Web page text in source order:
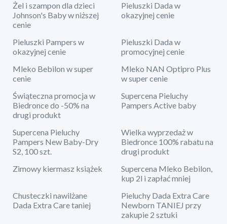
Żel i szampon dla dzieci
Johnson's Baby w niższej
cenie
Pieluszki Dada w
okazyjnej cenie
Pieluszki Pampers w
okazyjnej cenie
Pieluszki Dada w
promocyjnej cenie
Mleko Bebilon w super
cenie
Mleko NAN Optipro Plus
w super cenie
Świąteczna promocja w
Biedronce do -50% na
drugi produkt
Supercena Pieluchy
Pampers Active baby
Supercena Pieluchy
Pampers New Baby-Dry
S2, 100 szt.
Wielka wyprzedaż w
Biedronce 100% rabatu na
drugi produkt
Zimowy kiermasz książek
Supercena Mleko Bebilon,
kup 2l i zapłać mniej
Chusteczki nawilżane
Dada Extra Care taniej
Pieluchy Dada Extra Care
Newborn TANIEJ przy
zakupie 2 sztuki